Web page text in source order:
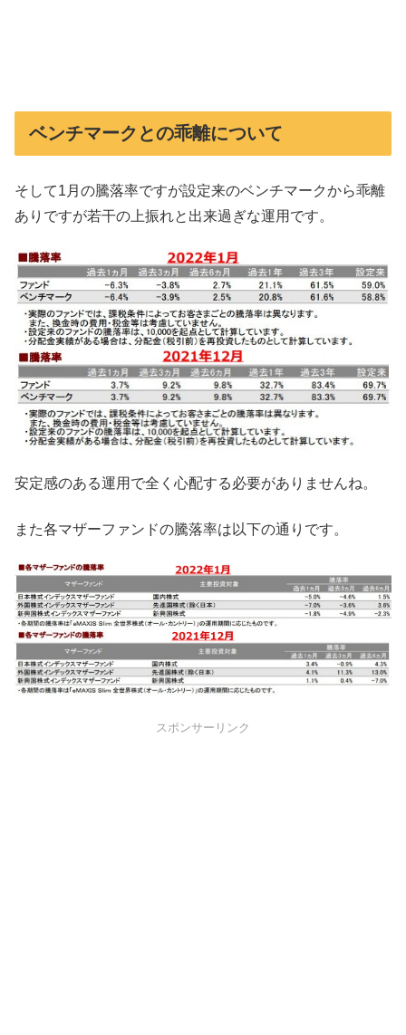
ベンチマークとの乖離について
そして1月の騰落率ですが設定来のベンチマークから乖離
ありですが若干の上振れと出来過ぎな運用です。
安定感のある運用で全く心配する必要がありませんね。
また各マザーファンドの騰落率は以下の通りです。
スポンサーリンク